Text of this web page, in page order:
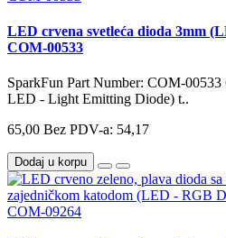
LED crvena svetleća dioda 3mm
COM-00533
SparkFun Part Number: COM-00533
LED - Light Emitting Diode) t..
65,00 Bez PDV-a: 54,17
Dodaj u korpu